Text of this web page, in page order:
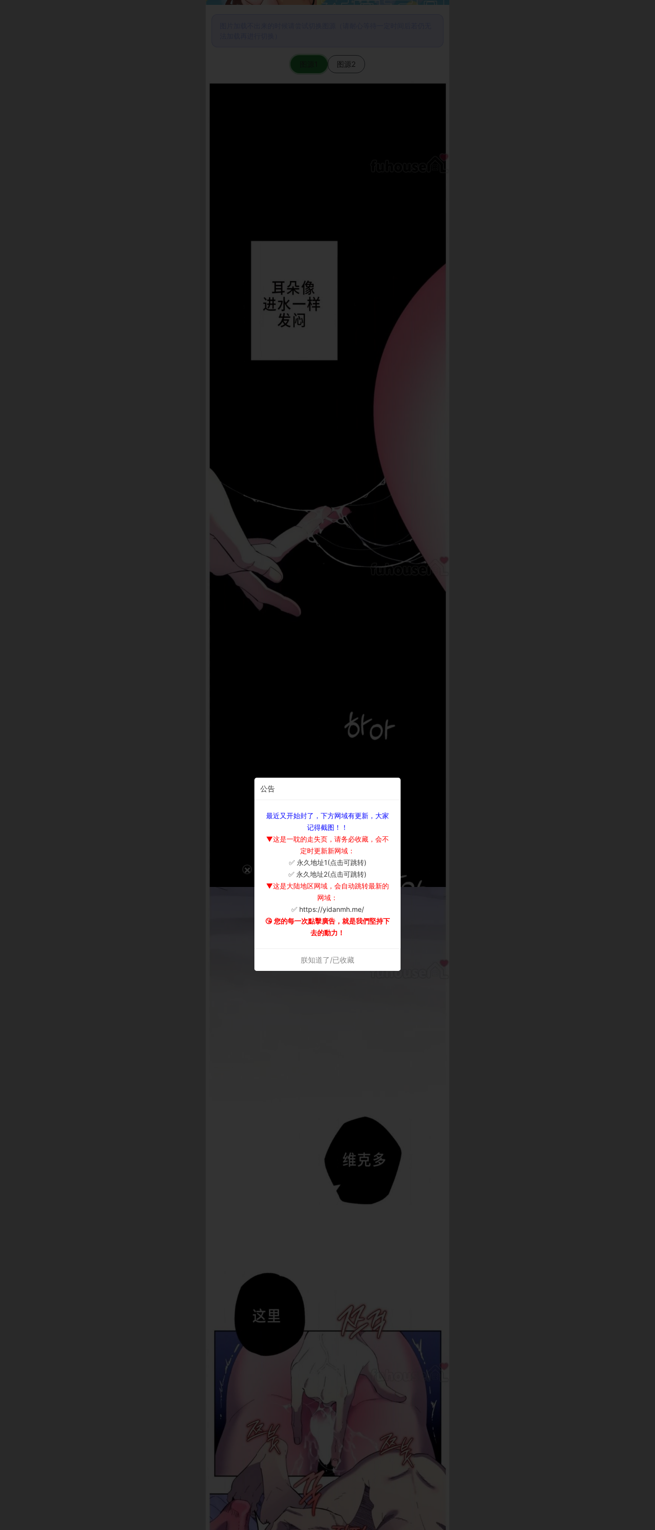
图源2
公告
最近又开始封了，下方网域有更新，大家
记得截图！！
▼这是一耽的走失页，请务必收藏，会不
定时更新新网域：
✅ 永久地址1(点击可跳转)
✅ 永久地址2(点击可跳转)
▼这是大陆地区网域，会自动跳转最新的
网域：
✅ https://yidanmh.me/
😘 您的每一次點擊廣告，就是我們堅持下
去的動力！
朕知道了/已收藏
×